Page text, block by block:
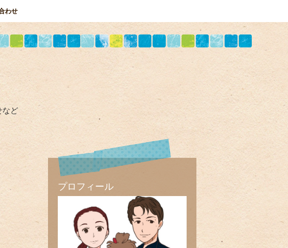
わせ
など
プロフィール